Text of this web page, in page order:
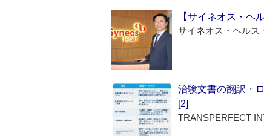
【サイネオス・ヘ
サイネオス・ヘルス
治験文書の翻訳・
[2]
TRANSPERFECT